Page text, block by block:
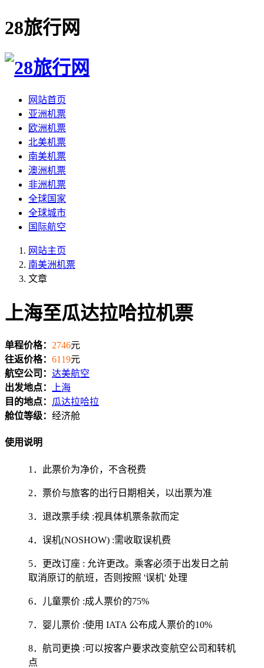
28旅行网
网站首页
亚洲机票
欧洲机票
北美机票
南美机票
澳洲机票
非洲机票
全球国家
全球城市
国际航空
网站主页
南美洲机票
文章
上海至瓜达拉哈拉机票
单程价格： 2746元
往返价格： 6119元
航空公司： 达美航空
出发地点：
上海
目的地点： 瓜达拉哈拉
舱位等级： 经济舱
使用说明
1．此票价为净价，不含税费
2．票价与旅客的出行日期相关，以出票为准
3．退改票手续 :视具体机票条款而定
4．误机(NOSHOW) :需收取误机费
5．更改订座 : 允许更改。乘客必须于出发日之前
取消原订的航班，否则按照 '误机' 处理
6．儿童票价 :成人票价的75%
7．婴儿票价 :使用 IATA 公布成人票价的10%
8．航司更换 :可以按客户要求改变航空公司和转机
点